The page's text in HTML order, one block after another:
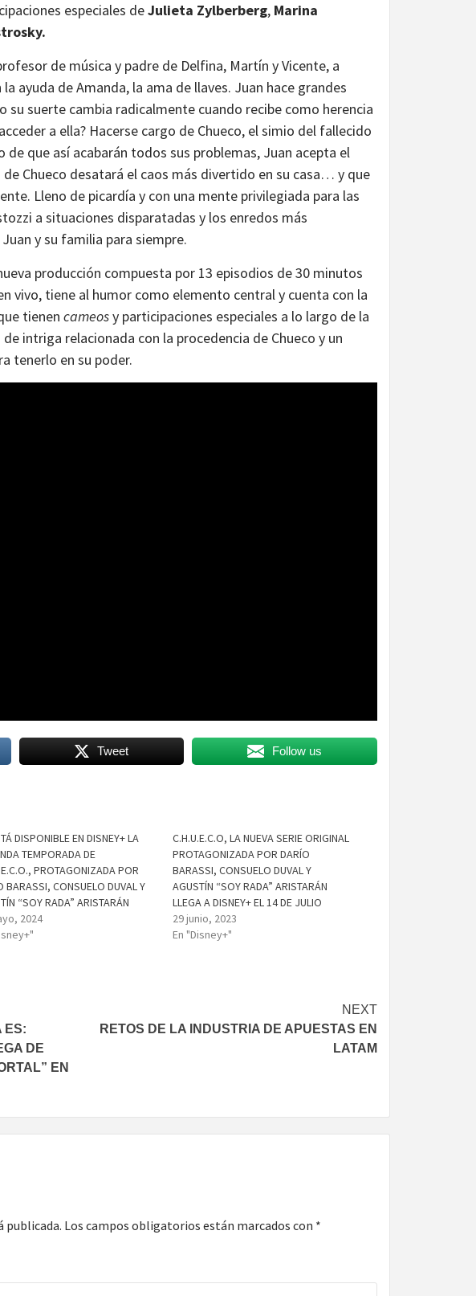
especiales deJulieta Zylberberg, Marina
de música y padre de Delfina, Martín y Vicente, a
ayuda de Amanda, la ama de llaves. Juan hace grandes
su suerte cambia radicalmente cuando recibe como herencia
a ella? Hacerse cargo de Chueco, el simio del fallecido
de que así acabarán todos sus problemas, Juan acepta el
Chueco desatará el caos más divertido en su casa… y que
Lleno de picardía y con una mente privilegiada para las
a situaciones disparatadas y los enredos más
y su familia para siempre.
producción compuesta por 13 episodios de 30 minutos
vivo, tiene al humor como elemento central y cuenta con la
tienen cameosy participaciones especiales a lo largo de la
intriga relacionada con la procedencia de Chueco y un
tenerlo en su poder.
Tweet Follow us
DISPONIBLE EN DISNEY+ LA
TEMPORADA DE
PROTAGONIZADA POR
BARASSI, CONSUELO DUVAL Y
“SOY RADA” ARISTARÁN
2024
C.H.U.E.C.O, LA NUEVA SERIE ORIGINAL
PROTAGONIZADA POR DARÍO
BARASSI, CONSUELO DUVAL Y
AGUSTÍN “SOY RADA” ARISTARÁN
LLEGA A DISNEY+ EL 14 DE JULIO
29 junio, 2023
En "Disney+"
ES:
DE
EN
NEXT
RETOS DE LA INDUSTRIA DE APUESTAS EN
LATAM
publicada. Los campos obligatorios están marcados con *